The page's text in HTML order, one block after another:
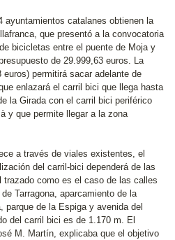
ayuntamientos catalanes obtienen la
que presentó a la convocatoria
bicicletas entre el puente de Moja y
de 29.999,63 euros. La
permitirá sacar adelante de
enlazará el carril bici que llega hasta
la Girada con el carril bici periférico
y que permite llegar a la zona
a través de viales existentes, el
del carril-bici dependerá de las
como es el caso de las calles
Tarragona, aparcamiento de la
parque de la Espiga y avenida del
del carril bici es de 1.170 m. El
M. Martín, explicaba que el objetivo